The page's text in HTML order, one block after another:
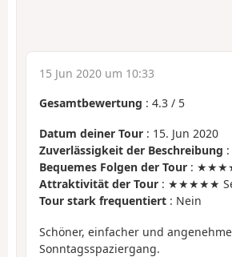
15 Jun 2020 um 10:33
Gesamtbewertung : 4.3 / 5
Datum deiner Tour : 15. Jun 2020
Zuverlässigkeit der Beschreibung
Bequemes Folgen der Tour :
Attraktivität der Tour : ★★★★★
Tour stark frequentiert : Nein
Schöner, einfacher und
Sonntagsspaziergang.